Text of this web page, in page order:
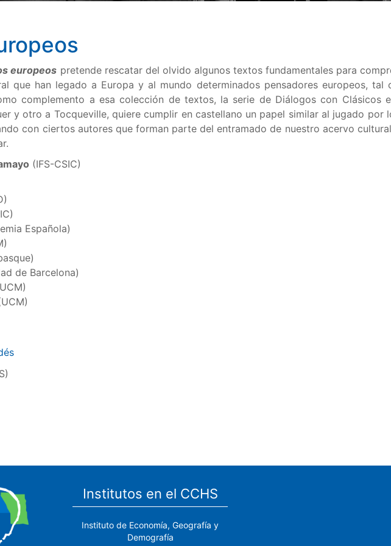
europeos pretende rescatar del olvido algunos textos fundamentales para
que han legado a Europa y al mundo determinados pensadores europeos, tal
complemento a esa colección de textos, la serie de Diálogos con Clásicos
y otro a Tocqueville, quiere cumplir en castellano un papel similar al jugado
con ciertos autores que forman parte del entramado de nuestro acervo
(IFS-CSIC)
Española)
de Barcelona)
Institutos en el CCHS
Instituto de Economía, Geografía y
Demografía